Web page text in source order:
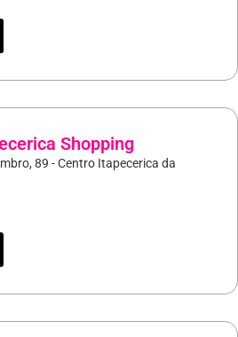
Shopping
89 - Centro Itapecerica da